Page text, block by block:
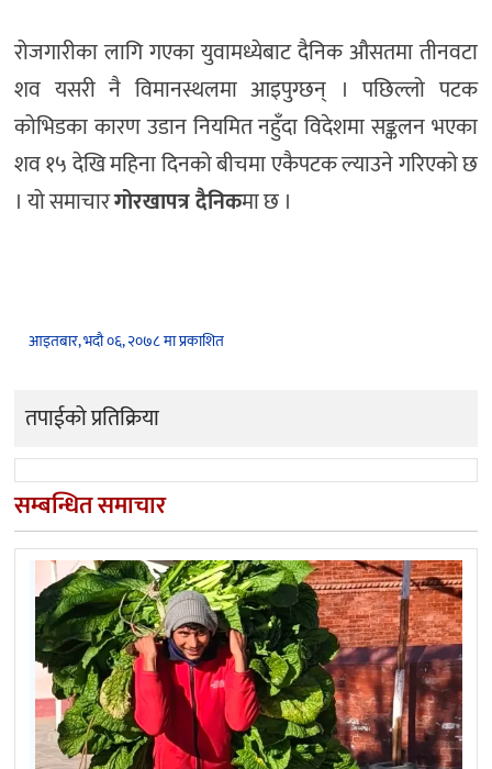
रोजगारीका लागि गएका युवामध्येबाट दैनिक औसतमा तीनवटा
शव यसरी नै विमानस्थलमा आइपुग्छन् । पछिल्लो पटक
कोभिडका कारण उडान नियमित नहुँदा विदेशमा सङ्कलन भएका
शव १५ देखि महिना दिनको बीचमा एकैपटक ल्याउने गरिएको छ
। यो समाचारगोरखापत्र दैनिकमा छ ।
आइतबार, भदौ ०६, २०७८ मा प्रकाशित
तपाईको प्रतिक्रिया
सम्बन्धित समाचार